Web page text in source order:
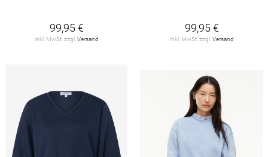
99,95 €
inkl. MwSt. zzgl. Versand
99,95 €
inkl. MwSt. zzgl. Versand